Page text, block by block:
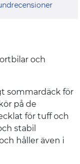
och
sommardäck för
på de
för tuff och
stabil
håller även i